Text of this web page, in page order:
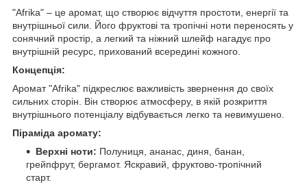
"Afrika" – це аромат, що створює відчуття простоти, енергії та
внутрішньої сили. Його фруктові та тропічні ноти переносять у
сонячний простір, а легкий та ніжний шлейф нагадує про
внутрішній ресурс, прихований всередині кожного.
Концепція:
Аромат "Afrika" підкреслює важливість звернення до своїх
сильних сторін. Він створює атмосферу, в якій розкриття
внутрішнього потенціалу відбувається легко та невимушено.
Піраміда аромату:
Верхні ноти: Полуниця, ананас, диня, банан,
грейпфрут, бергамот. Яскравий, фруктово-тропічний
старт.